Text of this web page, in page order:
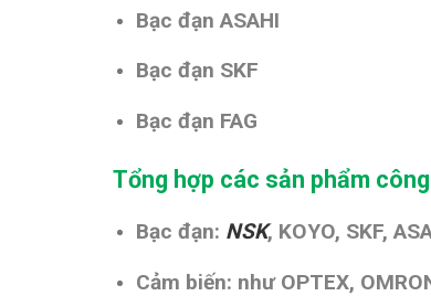
Bạc đạn ASAHI
Bạc đạn SKF
Bạc đạn FAG
Tổng hợp các sản phẩm
Bạc đạn: NSK, KOYO, SKF,
Cảm biến: như OPTEX,